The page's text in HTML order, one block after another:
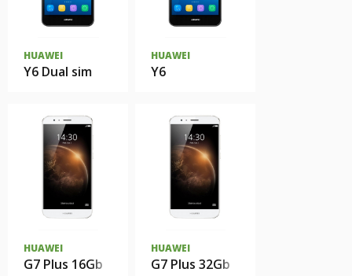
HUAWEI
Y6 Dual sim
HUAWEI
Y6
HUAWEI
G7 Plus 16Gb
HUAWEI
G7 Plus 32Gb